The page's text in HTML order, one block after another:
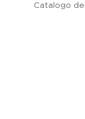
Catalogo